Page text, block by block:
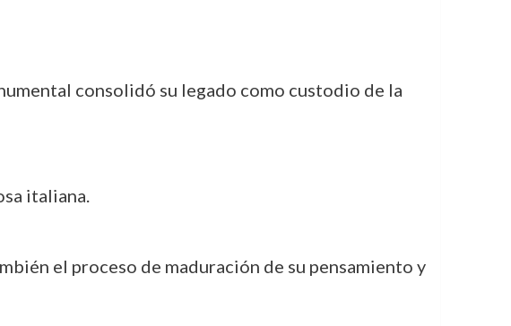
consolidó su legado como custodio de la
italiana.
el proceso de maduración de su pensamiento y